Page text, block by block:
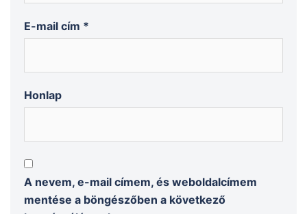
E-mail cím *
Honlap
A nevem, e-mail címem, és weboldalcímem
mentése a böngészőben a következő